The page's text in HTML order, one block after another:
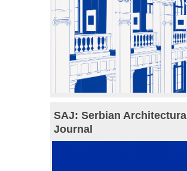
SAJ: Serbian Architectural
Journal